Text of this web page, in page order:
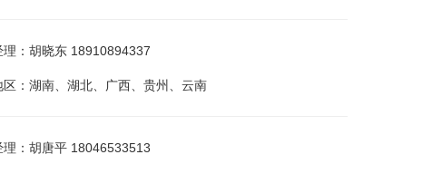
理：胡晓东 18910894337
区：湖南、湖北、广西、贵州、云南
理：胡唐平 18046533513